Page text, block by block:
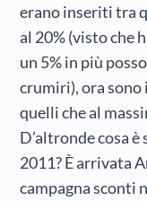
erano inseriti tra
al 20% (visto che
un 5% in più
crumiri), ora
quelli che al
D’altronde cosa
2011? È arrivata
campagna sconti